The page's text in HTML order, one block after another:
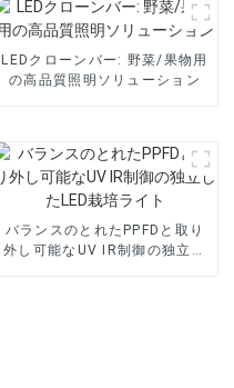
LEDクローンバー: 野菜/果物用
の高品質照明ソリューション
バランスのとれたPPFDと取り
外し可能なUV IR制御の独立し